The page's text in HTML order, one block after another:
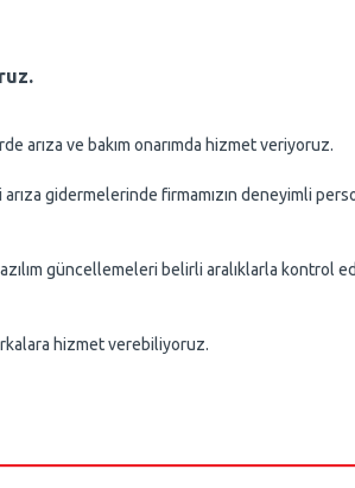
arıza ve bakım onarımda hizmet veriyoruz.
arıza gidermelerinde firmamızın deneyimli
güncellemeleri belirli aralıklarla kontrol
hizmet verebiliyoruz.